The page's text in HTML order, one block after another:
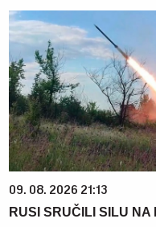
09. 08. 2026 21:13
RUSI SRUČILI SILU